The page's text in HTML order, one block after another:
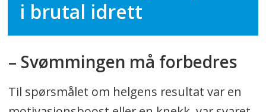
i brutal idrett
– Svømmingen må forbedres
Til spørsmålet om helgens resultat var en